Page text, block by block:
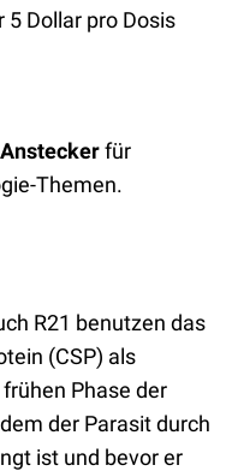
Dollar pro Dosis
Ansteckerfür
Themen.
R21 benutzen das
(CSP) als
Phase der
der Parasit durch
ist und bevor er